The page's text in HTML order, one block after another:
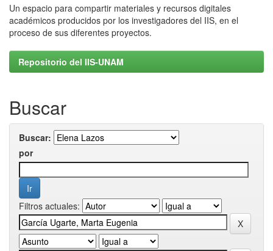
Un espacio para compartir materiales y recursos digitales
académicos producidos por los investigadores del IIS, en el
proceso de sus diferentes proyectos.
Repositorio del IIS-UNAM
Buscar
Buscar:
por
Filtros actuales: